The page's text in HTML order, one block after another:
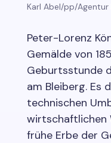
Karl Abel/pp/Agentur
Peter-Lorenz
Gemälde von
Geburtsstunde
am Bleiberg. Es
technischen
wirtschaftlichen
frühe Erbe der